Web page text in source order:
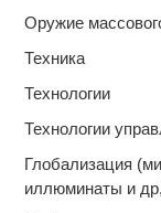
Оружие
Техника
Технологии
Технологии
Глобализация
иллюминаты и